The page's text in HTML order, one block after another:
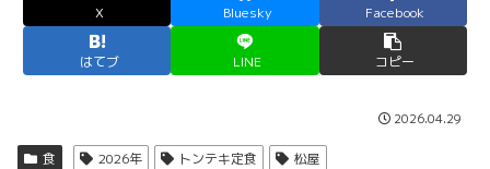
X Bluesky Facebook
はてブ LINE コピー
2026.04.29
食 2026年 トンテキ定食 松屋